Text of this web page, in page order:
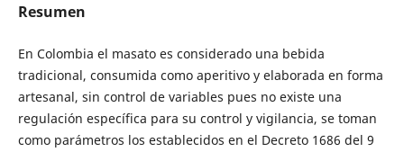
Resumen
En Colombia el masato es considerado una bebida
tradicional, consumida como aperitivo y elaborada en forma
artesanal, sin control de variables pues no existe una
regulación específica para su control y vigilancia, se toman
como parámetros los establecidos en el Decreto 1686 del 9